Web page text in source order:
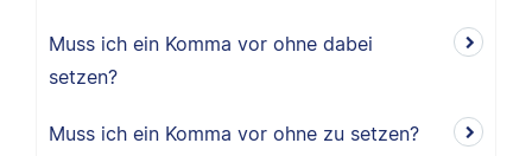
Muss ich ein Komma vor ohne dabei
setzen?
Muss ich ein Komma vor ohne zu setzen?